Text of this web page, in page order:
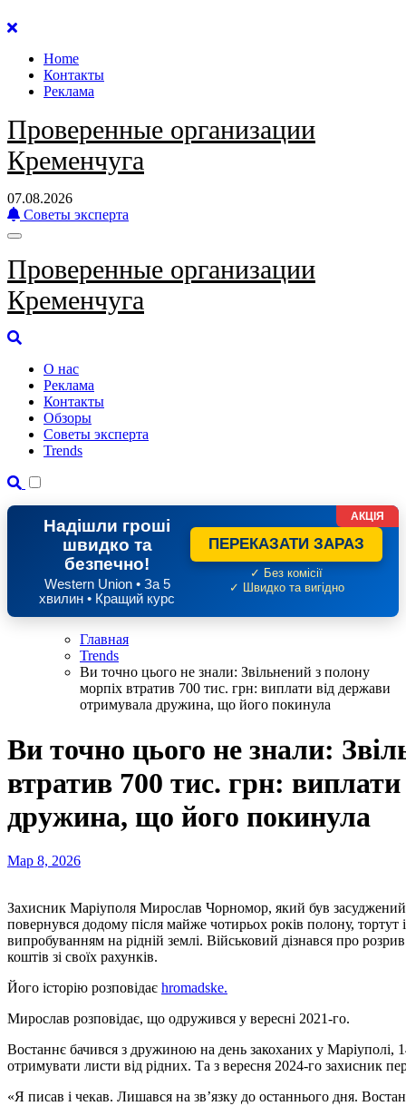
Перейти
содержанию
Home
Контакты
Реклама
Проверенные организации
Кременчуга
07.08.2026
Советы эксперта
Проверенные организации
Кременчуга
О нас
Реклама
Контакты
Обзоры
Советы эксперта
Trends
Надішли гроші
швидко та
безпечно!
Western Union • За 5
хвилин • Кращий курс
ПЕРЕКАЗАТИ ЗАРАЗ
✓ Без комісії
✓ Швидко та вигідно
АКЦІЯ
Главная
Trends
Ви точно цього не знали: Звільнений з полону
морпіх втратив 700 тис. грн: виплати від держави
отримувала дружина, що його покинула
Ви точно цього не знали:
втратив 700 тис. грн:
дружина, що його покинула
Мар 8, 2026
Захисник Маріуполя Мирослав Чорномор, який був засуджений в Росії до довічного ув’язнення, минулого місяця
повернувся додому після майже чотирьох років полону,
випробуванням на рідній землі. Військовий дізнався про
коштів зі своїх рахунків.
Його історію розповідає hromadske.
Мирослав розповідає, що одружився у вересні 2021-го.
Востаннє бачився з дружиною на день закоханих у Маріуполі,
отримувати листи від рідних. Та з вересня 2024-го захисник
«Я писав і чекав. Лишався на зв’язку до останнього дня.